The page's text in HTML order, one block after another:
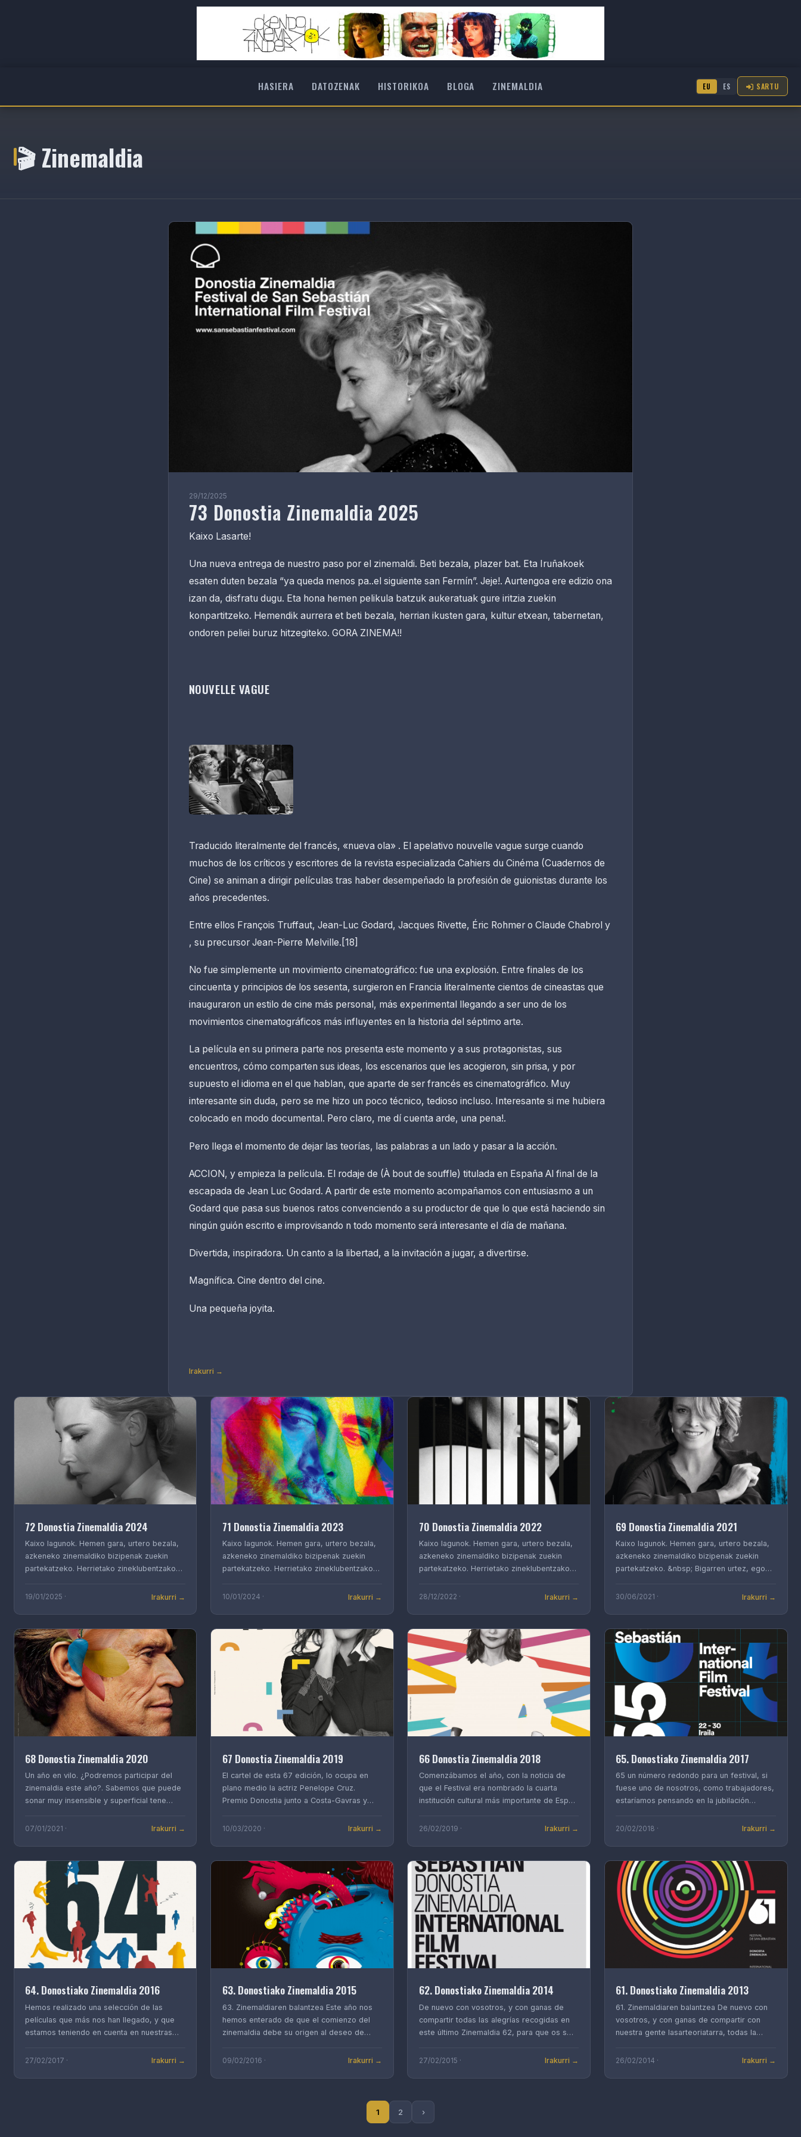
HASIERA DATOZENAK HISTORIKOA BLOGA ZINEMALDIA EU ES SARTU
🎬 Zinemaldia
29/12/2025
73 Donostia Zinemaldia 2025
Kaixo Lasarte!
Una nueva entrega de nuestro paso por el zinemaldi. Beti bezala, plazer bat. Eta Iruñakoek
esaten duten bezala “ya queda menos pa..el siguiente san Fermín”. Jeje!. Aurtengoa ere edizio ona
izan da, disfratu dugu. Eta hona hemen pelikula batzuk aukeratuak gure iritzia zuekin
konpartitzeko. Hemendik aurrera et beti bezala, herrian ikusten gara, kultur etxean, tabernetan,
ondoren peliei buruz hitzegiteko. GORA ZINEMA!!
NOUVELLE VAGUE
Traducido literalmente del francés, «nueva ola» . El apelativo nouvelle vague surge cuando
muchos de los críticos y escritores de la revista especializada Cahiers du Cinéma (Cuadernos de
Cine) se animan a dirigir películas tras haber desempeñado la profesión de guionistas durante los
años precedentes.
Entre ellos François Truffaut, Jean-Luc Godard, Jacques Rivette, Éric Rohmer o Claude Chabrol y
, su precursor Jean-Pierre Melville.[18]
No fue simplemente un movimiento cinematográfico: fue una explosión. Entre finales de los
cincuenta y principios de los sesenta, surgieron en Francia literalmente cientos de cineastas que
inauguraron un estilo de cine más personal, más experimental llegando a ser uno de los
movimientos cinematográficos más influyentes en la historia del séptimo arte.
La película en su primera parte nos presenta este momento y a sus protagonistas, sus
encuentros, cómo comparten sus ideas, los escenarios que les acogieron, sin prisa, y por
supuesto el idioma en el que hablan, que aparte de ser francés es cinematográfico. Muy
interesante sin duda, pero se me hizo un poco técnico, tedioso incluso. Interesante si me hubiera
colocado en modo documental. Pero claro, me dí cuenta arde, una pena!.
Pero llega el momento de dejar las teorías, las palabras a un lado y pasar a la acción.
ACCION, y empieza la película. El rodaje de (À bout de souffle) titulada en España Al final de la
escapada de Jean Luc Godard. A partir de este momento acompañamos con entusiasmo a un
Godard que pasa sus buenos ratos convenciendo a su productor de que lo que está haciendo sin
ningún guión escrito e improvisando n todo momento será interesante el día de mañana.
Divertida, inspiradora. Un canto a la libertad, a la invitación a jugar, a divertirse.
Magnífica. Cine dentro del cine.
Una pequeña joyita.
Irakurri →
72 Donostia Zinemaldia 2024
Kaixo lagunok. Hemen gara, urtero bezala,
azkeneko zinemaldiko bizipenak zuekin
partekatzeko. Herrietako zineklubentzako…
19/01/2025 · Irakurri →
71 Donostia Zinemaldia 2023
Kaixo lagunok. Hemen gara, urtero bezala,
azkeneko zinemaldiko bizipenak zuekin
partekatzeko. Herrietako zineklubentzako…
10/01/2024 · Irakurri →
70 Donostia Zinemaldia 2022
Kaixo lagunok. Hemen gara, urtero bezala,
azkeneko zinemaldiko bizipenak zuekin
partekatzeko. Herrietako zineklubentzako…
28/12/2022 · Irakurri →
69 Donostia Zinemaldia 2021
Kaixo lagunok. Hemen gara, urtero bezala,
azkeneko zinemaldiko bizipenak zuekin
partekatzeko. &nbsp; Bigarren urtez, ego…
30/06/2021 · Irakurri →
68 Donostia Zinemaldia 2020
Un año en vilo. ¿Podremos participar del
zinemaldia este año?. Sabemos que puede
sonar muy insensible y superficial tene…
07/01/2021 · Irakurri →
67 Donostia Zinemaldia 2019
El cartel de esta 67 edición, lo ocupa en
plano medio la actriz Penelope Cruz.
Premio Donostia junto a Costa-Gavras y
10/03/2020 · Irakurri →
66 Donostia Zinemaldia 2018
Comenzábamos el año, con la noticia de
que el Festival era nombrado la cuarta
institución cultural más importante de Esp…
26/02/2019 · Irakurri →
65. Donostiako Zinemaldia 2017
65 un número redondo para un festival, si
fuese uno de nosotros, como trabajadores,
estaríamos pensando en la jubilación…
20/02/2018 · Irakurri →
64. Donostiako Zinemaldia 2016
Hemos realizado una selección de las
películas que más nos han llegado, y que
estamos teniendo en cuenta en nuestras
27/02/2017 · Irakurri →
63. Donostiako Zinemaldia 2015
63. Zinemaldiaren balantzea Este año nos
hemos enterado de que el comienzo del
zinemaldia debe su origen al deseo de
09/02/2016 · Irakurri →
62. Donostiako Zinemaldia 2014
De nuevo con vosotros, y con ganas de
compartir todas las alegrías recogidas en
este último Zinemaldia 62, para que os s…
27/02/2015 · Irakurri →
61. Donostiako Zinemaldia 2013
61. Zinemaldiaren balantzea De nuevo con
vosotros, y con ganas de compartir con
nuestra gente lasarteoriatarra, todas la…
26/02/2014 · Irakurri →
1 2 ›